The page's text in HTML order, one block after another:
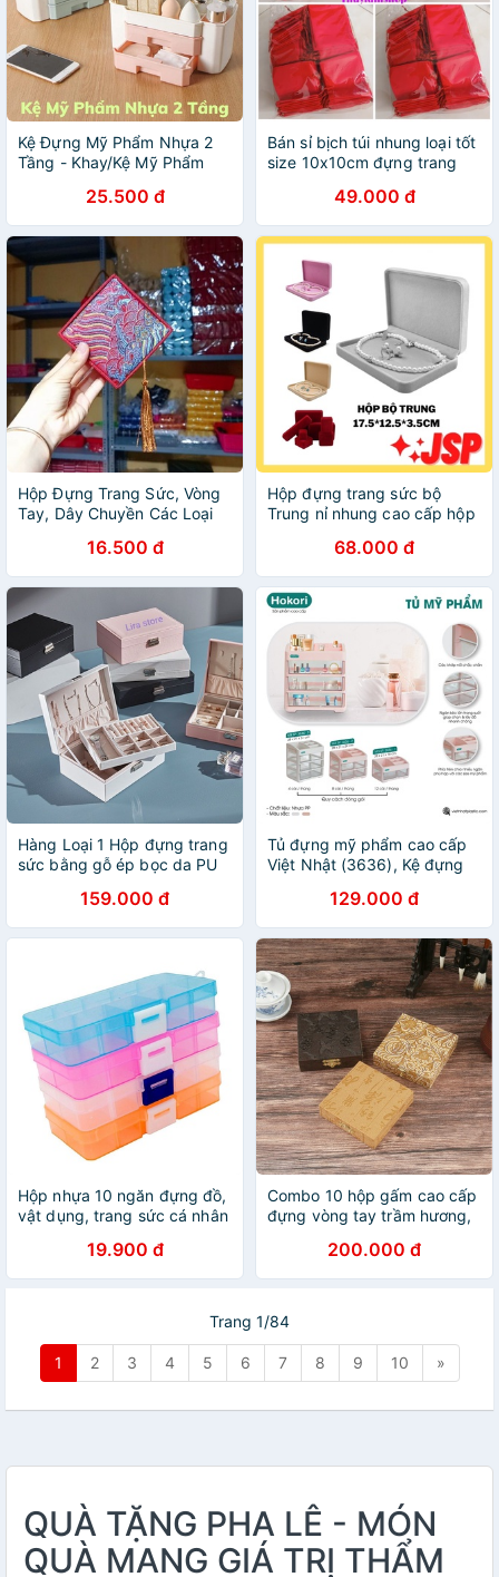
Kệ Đựng Mỹ Phẩm Nhựa 2
Tầng - Khay/Kệ Mỹ Phẩm
25.500 đ
Bán sỉ bịch túi nhung loại tốt
size 10x10cm đựng trang
49.000 đ
Hộp Đựng Trang Sức, Vòng
Tay, Dây Chuyền Các Loại
16.500 đ
Hộp đựng trang sức bộ
Trung nỉ nhung cao cấp hộp
tay hộp đựng nữ trang JSP.
68.000 đ
Hàng Loại 1 Hộp đựng trang
sức bằng gỗ ép bọc da PU
159.000 đ
Tủ đựng mỹ phẩm cao cấp
Việt Nhật (3636), Kệ đựng
nhiều tầng129.000 đ
Hộp nhựa 10 ngăn đựng đồ,
vật dụng, trang sức cá nhân
19.900 đ
Combo 10 hộp gấm cao cấp
đựng vòng tay trầm hương,
200.000 đ
Trang 1/84
1 2 3 4 5 6 7 8 9 10 »
QUÀ TẶNG PHA LÊ - MÓN
QUÀ MANG GIÁ TRỊ THẨM